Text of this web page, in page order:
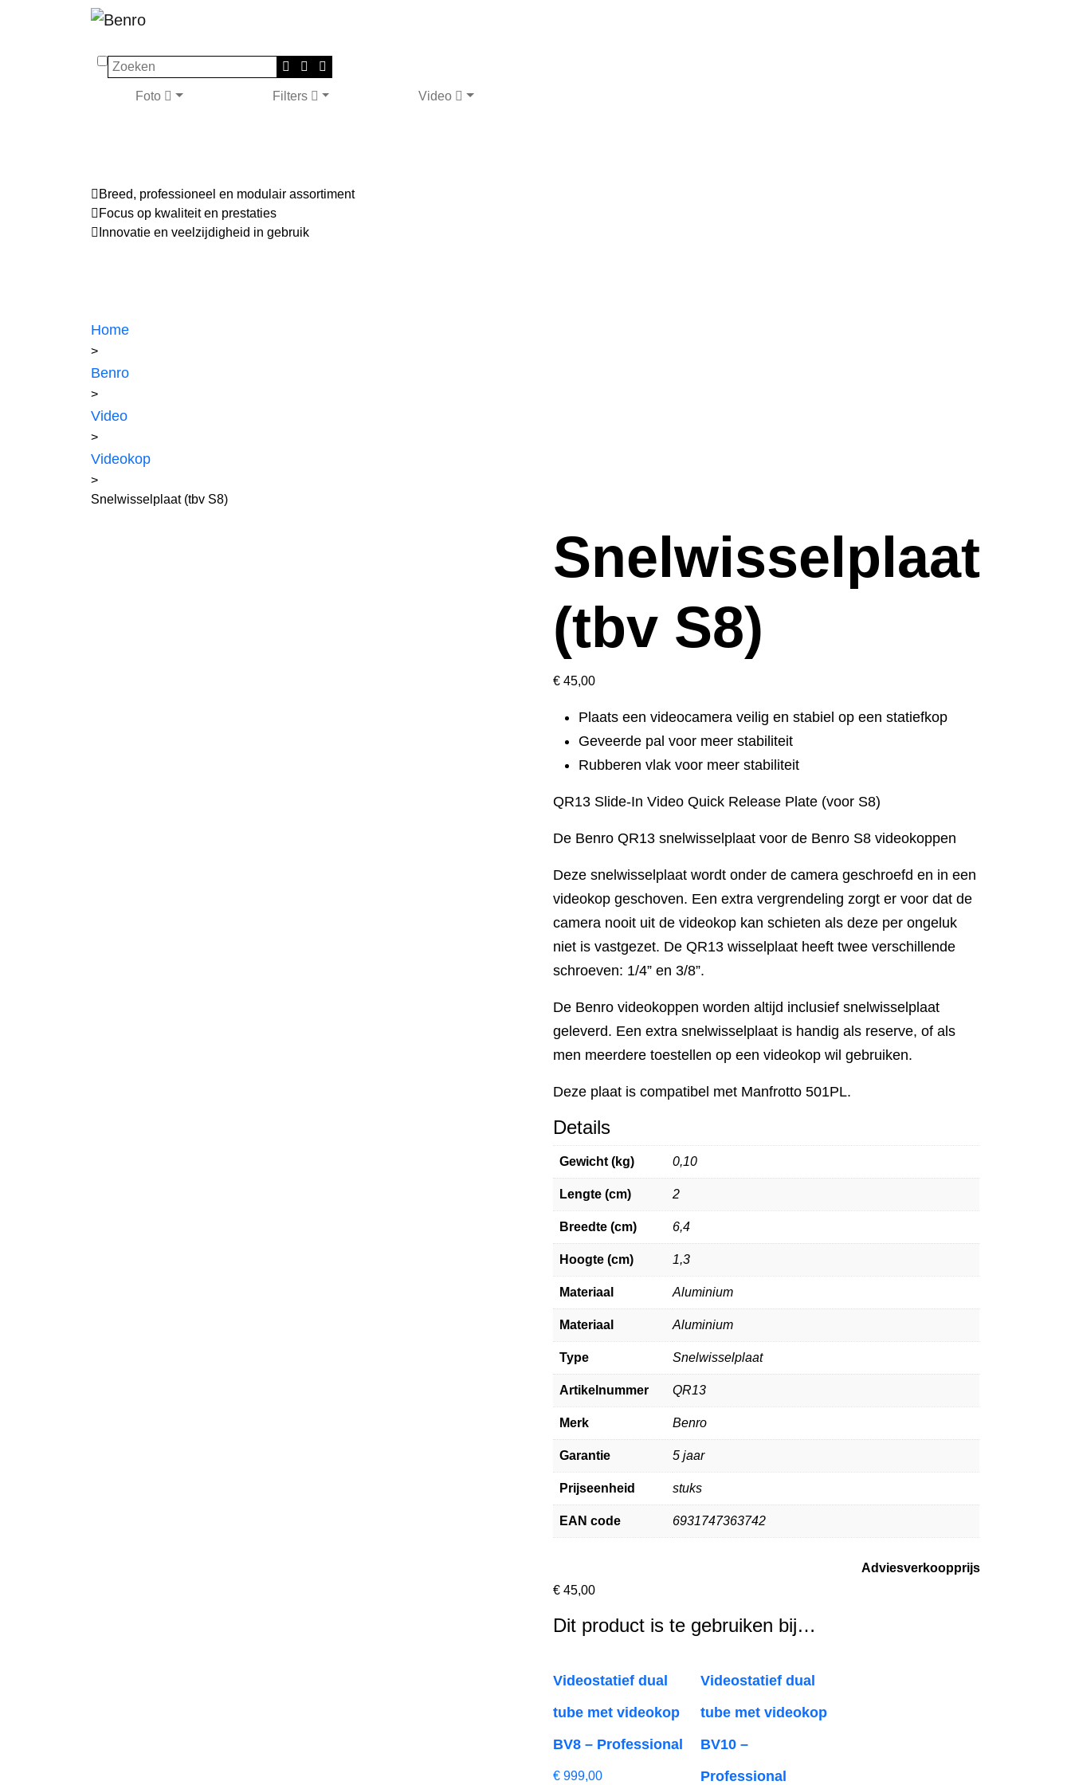
Zoeken
Foto Filters Video
Breed, professioneel en modulair assortiment
Focus op kwaliteit en prestaties
Innovatie en veelzijdigheid in gebruik
Home
>
Benro
>
Video
>
Videokop
>
Snelwisselplaat (tbv S8)
Snelwisselplaat
(tbv S8)
€ 45,00
Plaats een videocamera veilig en stabiel op een statiefkop
Geveerde pal voor meer stabiliteit
Rubberen vlak voor meer stabiliteit
QR13 Slide-In Video Quick Release Plate (voor S8)
De Benro QR13 snelwisselplaat voor de Benro S8 videokoppen
Deze snelwisselplaat wordt onder de camera geschroefd en in een
videokop geschoven. Een extra vergrendeling zorgt er voor dat de
camera nooit uit de videokop kan schieten als deze per ongeluk
niet is vastgezet. De QR13 wisselplaat heeft twee verschillende
schroeven: 1/4” en 3/8”.
De Benro videokoppen worden altijd inclusief snelwisselplaat
geleverd. Een extra snelwisselplaat is handig als reserve, of als
men meerdere toestellen op een videokop wil gebruiken.
Deze plaat is compatibel met Manfrotto 501PL.
Details
Gewicht (kg) 0,10
Lengte (cm) 2
Breedte (cm) 6,4
Hoogte (cm) 1,3
Materiaal Aluminium
Materiaal Aluminium
Type Snelwisselplaat
Artikelnummer QR13
Merk Benro
Garantie 5 jaar
Prijseenheid stuks
EAN code 6931747363742
Adviesverkoopprijs
€ 45,00
Dit product is te gebruiken bij…
Videostatief dual
tube met videokop
BV8 – Professional
€ 999,00
Videostatief dual
tube met videokop
BV10 –
Professional